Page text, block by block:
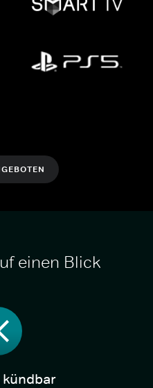
einen Blick